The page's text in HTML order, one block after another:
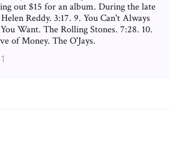
out $15 for an album. During the late
Reddy. 3:17. 9. You Can't Always
Want. The Rolling Stones. 7:28. 10.
of Money. The O'Jays.